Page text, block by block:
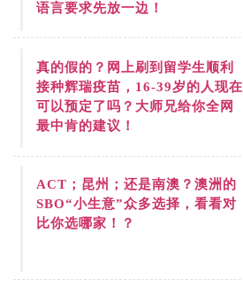
语言要求先放一边！
真的假的？网上刷到 留学生顺利
接种辉瑞疫苗，16-39岁的人现在
可以预定了吗？大师兄给你全网
最中肯的建议！
ACT；昆州；还是南澳？澳洲的
SBO“小生意”众多选择，看看对
比你选哪家！？